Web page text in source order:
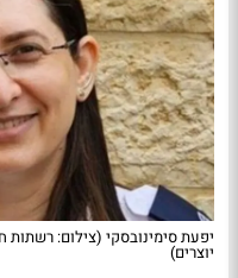
יוצרים)